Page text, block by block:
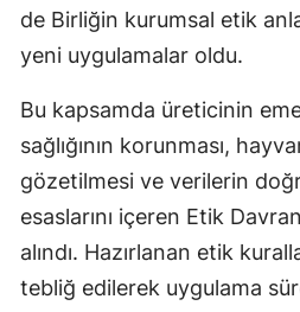
de Birliğin kurumsal etik
yeni uygulamalar oldu.
Bu kapsamda üreticinin
sağlığının korunması,
gözetilmesi ve verilerin
esaslarını içeren Etik
alındı. Hazırlanan etik
tebliğ edilerek uygulama